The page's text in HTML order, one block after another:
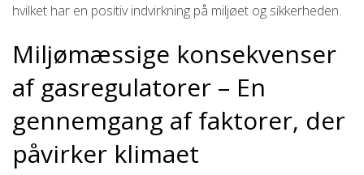
hvilket har en positiv indvirkning på miljøet og sikkerheden.
Miljømæssige konsekvenser
af gasregulatorer – En
gennemgang af faktorer, der
påvirker klimaet